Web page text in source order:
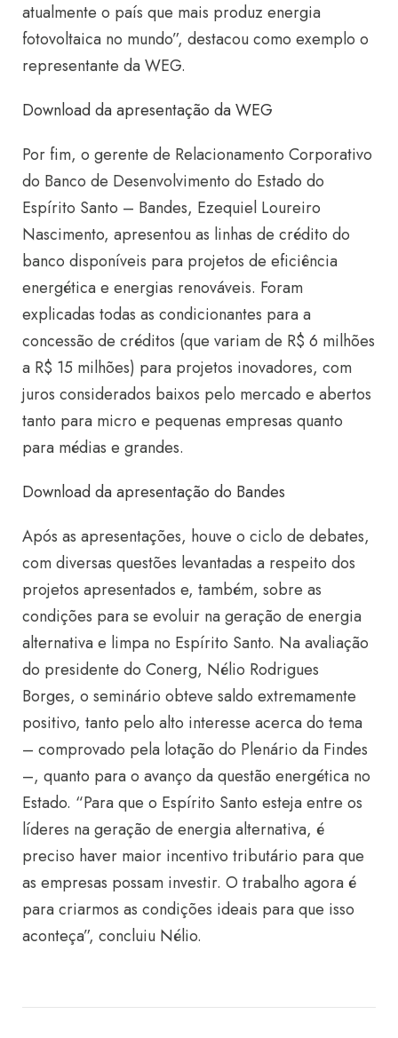
atualmente o país que mais produz energia
fotovoltaica no mundo”, destacou como exemplo o
representante da WEG.
Download da apresentação da WEG
Por fim, o gerente de Relacionamento Corporativo
do Banco de Desenvolvimento do Estado do
Espírito Santo – Bandes, Ezequiel Loureiro
Nascimento, apresentou as linhas de crédito do
banco disponíveis para projetos de eficiência
energética e energias renováveis. Foram
explicadas todas as condicionantes para a
concessão de créditos (que variam de R$ 6 milhões
a R$ 15 milhões) para projetos inovadores, com
juros considerados baixos pelo mercado e abertos
tanto para micro e pequenas empresas quanto
para médias e grandes.
Download da apresentação do Bandes
Após as apresentações, houve o ciclo de debates,
com diversas questões levantadas a respeito dos
projetos apresentados e, também, sobre as
condições para se evoluir na geração de energia
alternativa e limpa no Espírito Santo. Na avaliação
do presidente do Conerg, Nélio Rodrigues
Borges, o seminário obteve saldo extremamente
positivo, tanto pelo alto interesse acerca do tema
– comprovado pela lotação do Plenário da Findes
–, quanto para o avanço da questão energética no
Estado. “Para que o Espírito Santo esteja entre os
líderes na geração de energia alternativa, é
preciso haver maior incentivo tributário para que
as empresas possam investir. O trabalho agora é
para criarmos as condições ideais para que isso
aconteça”, concluiu Nélio.